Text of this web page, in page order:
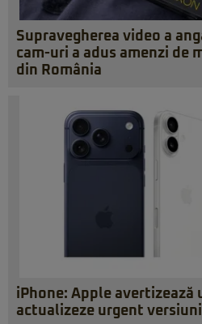
Supravegherea video a
cam-uri a adus amenzi de
din România
iPhone: Apple
actualizeze urgent